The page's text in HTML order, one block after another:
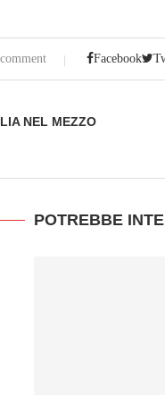
Facebook
NEL MEZZO
POTREBBE